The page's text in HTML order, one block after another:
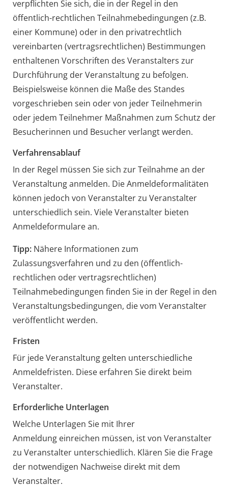
verpflichten Sie sich, die in der Regel in den
öffentlich-rechtlichen Teilnahmebedingungen (z.B.
einer Kommune) oder in den privatrechtlich
vereinbarten (vertragsrechtlichen) Bestimmungen
enthaltenen Vorschriften des Veranstalters zur
Durchführung der Veranstaltung zu befolgen.
Beispielsweise können die Maße des Standes
vorgeschrieben sein oder von jeder Teilnehmerin
oder jedem Teilnehmer Maßnahmen zum Schutz der
Besucherinnen und Besucher verlangt werden.
Verfahrensablauf
In der Regel müssen Sie sich zur Teilnahme an der
Veranstaltung anmelden. Die Anmeldeformalitäten
können jedoch von Veranstalter zu Veranstalter
unterschiedlich sein. Viele Veranstalter bieten
Anmeldeformulare an.
Tipp:Nähere Informationen zum
Zulassungsverfahren und zu den (öffentlich-
rechtlichen oder vertragsrechtlichen)
Teilnahmebedingungen finden Sie in der Regel in den
Veranstaltungsbedingungen, die vom Veranstalter
veröffentlicht werden.
Fristen
Für jede Veranstaltung gelten unterschiedliche
Anmeldefristen. Diese erfahren Sie direkt beim
Veranstalter.
Erforderliche Unterlagen
Welche Unterlagen Sie mit Ihrer
Anmeldung einreichen müssen, ist von Veranstalter
zu Veranstalter unterschiedlich. Klären Sie die Frage
der notwendigen Nachweise direkt mit dem
Veranstalter.